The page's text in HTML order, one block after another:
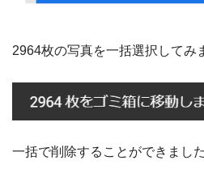
2964枚の写真を一括選択してみ
一括で削除することができました